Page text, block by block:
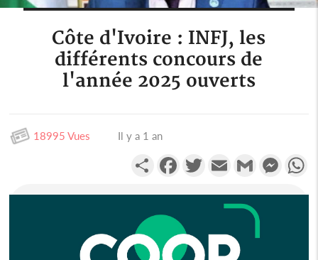
Côte d'Ivoire : INFJ, les
différents concours de
l'année 2025 ouverts
18995 Vues Il y a 1 an
PartagerFacebookTwitterEmail Gmail